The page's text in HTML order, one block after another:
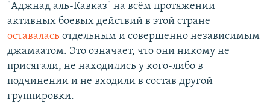
"Аджнад аль-Кавказ" на всём протяжении
активных боевых действий в этой стране
оставалась отдельным и совершенно независимым
джамаатом. Это означает, что они никому не
присягали, не находились у кого-либо в
подчинении и не входили в состав другой
группировки.